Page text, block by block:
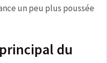
un peu plus poussée
du